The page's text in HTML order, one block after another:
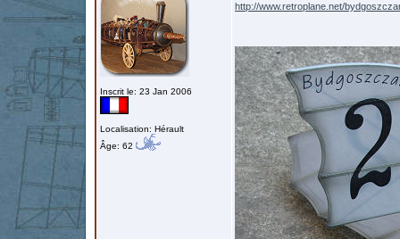
Inscrit le: 23 Jan 2006
Localisation: Hérault
Âge: 62
http://www.retroplane.net/